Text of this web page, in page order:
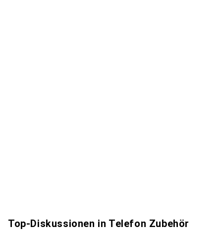
Top-Diskussionen in Telefon Zubehör